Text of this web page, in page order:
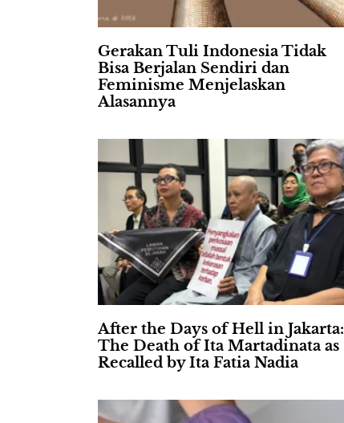
Gerakan Tuli Indonesia Tidak
Bisa Berjalan Sendiri dan
Feminisme Menjelaskan
Alasannya
After the Days of Hell in Jakarta:
The Death of Ita Martadinata as
Recalled by Ita Fatia Nadia